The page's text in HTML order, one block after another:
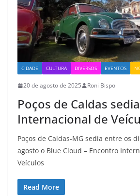
CIDADE CULTURA DIVERSOS EVENTOS
20 de agosto de 2025 Roni Bispo
Poços de Caldas
Internacional de
Poços de Caldas-MG sedia entre os
agosto o Blue Cloud – Encontro
Veículos
Read More